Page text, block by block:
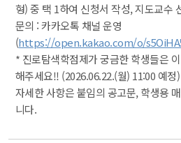
형) 중 택 1하여 신청서 작성, 지도교수
문의 : 카카오톡 채널 운영
(https://open.kakao.com/o/
* 진로탐색학점제가 궁금한 학생들은
해주세요!! (2026.06.22.(월) 11:00 예정)
자세한 사항은 붙임의 공고문, 학생용
니다.